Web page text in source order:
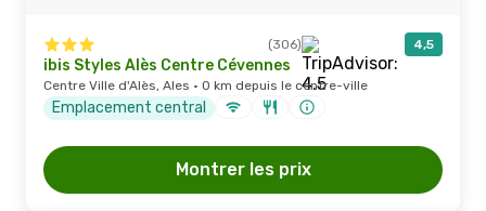
(306) 4,5
ibis Styles Alès Centre Cévennes
Centre Ville d'Alès, Ales · 0 km depuis le centre-ville
Emplacement central
Montrer les prix